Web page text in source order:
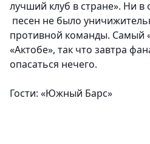
лучший клуб в стране». Ни в
песен не было
противной команды. Самый
«Актобе», так что завтра
опасаться нечего.
Гости: «Южный Барс»